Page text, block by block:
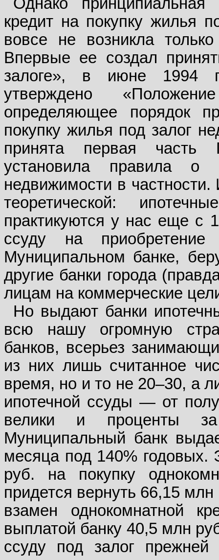
кредит на покупку жилья
вовсе не возникла
Впервые ее создал
залоге», в июне 1994
утверждено
определяющее порядок
покупку жилья под залог
принята первая часть
установила правила
недвижимости в
теоретической:
практикуются у нас еще с
ссуду на
Муниципальном банке,
другие банки города
лицам на коммерческие
Но выдают банки
всю нашу огромную
банков, всерьез
из них лишь считанное
время, но и то не 20–30, а
ипотечной ссуды — от
велики и проценты за
Муниципальный банк
месяца под 140% годовых.
руб. на покупку
придется вернуть 66,15
взамен однокомнатной
выплатой банку 40,5 млн
ссуду под залог